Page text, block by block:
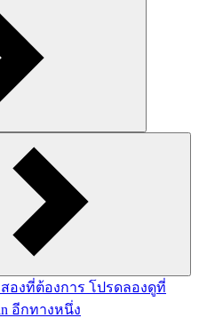
องที่ต้องการ โปรดลองดูที่
อีกทางหนึ่ง